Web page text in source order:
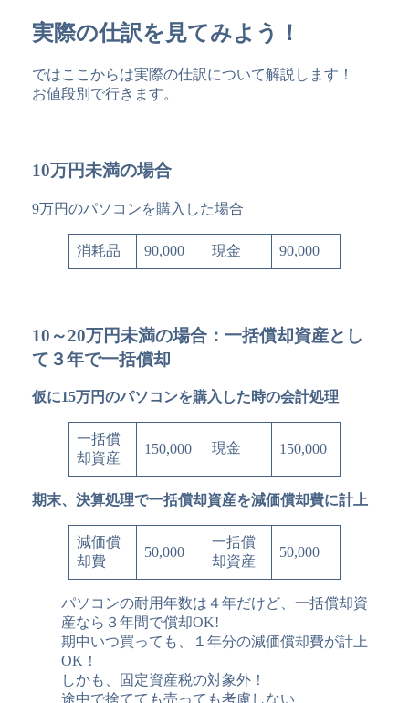
実際の仕訳を見てみよう！
ではここからは実際の仕訳について解説します！
お値段別で行きます。
10万円未満の場合
9万円のパソコンを購入した場合
消耗品 90,000 現金 90,000
10～20万円未満の場合：一括償却資産とし
て３年で一括償却
仮に15万円のパソコンを購入した時の会計処理
一括償
却資産
150,000 現金 150,000
期末、決算処理で一括償却資産を減価償却費に計上
減価償
却費
50,000
一括償
却資産
50,000
パソコンの耐用年数は４年だけど、一括償却資
産なら３年間で償却OK!
期中いつ買っても、１年分の減価償却費が計上
OK！
しかも、固定資産税の対象外！
途中で捨てても売っても考慮しない